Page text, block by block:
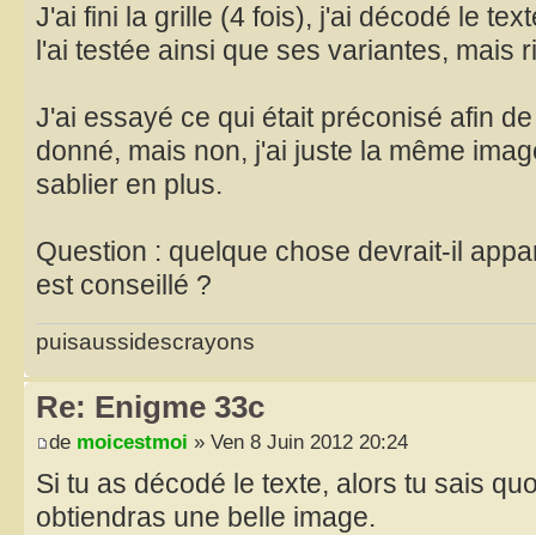
J'ai fini la grille (4 fois), j'ai décodé le
l'ai testée ainsi que ses variantes, mais
J'ai essayé ce qui était préconisé afin
donné, mais non, j'ai juste la même
sablier en plus.
Question : quelque chose devrait-il
est conseillé ?
puisaussidescrayons
Re: Enigme 33c
de moicestmoi » Ven 8 Juin 2012 20:24
Si tu as décodé le texte, alors tu sais
obtiendras une belle image.